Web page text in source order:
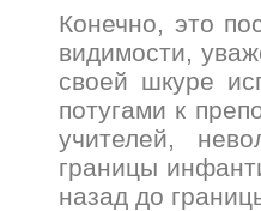
Конечно, это
видимости,
своей шкуре
потугами к
учителей,
границы
назад до